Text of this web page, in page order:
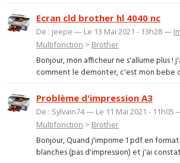
Ecran cld brother hl 4040 nc
De : jeepe — Le 13 Mai 2021 - 13h28 —
Multifonction > Brother
Bonjour, mon afficheur ne s'allume plus !
comment le demonter, c'est mon bebe
Problème d'impression A3
De : Sylvain74 — Le 11 Mai 2021 - 11h05
Multifonction > Brother
Bonjour, Quand j'imprime 1 pdf en
blanches (pas d'impression) et j'ai